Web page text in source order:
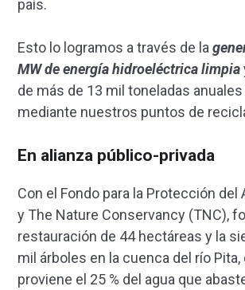
país.
Esto lo logramos a través de la
MW de energía hidroeléctrica limpia
de más de 13 mil toneladas
mediante nuestros puntos de
En alianza público-privada
Con el Fondo para la Protección del
y The Nature Conservancy (TNC),
restauración de 44 hectáreas y la
mil árboles en la cuenca del río Pita,
proviene el 25 % del agua que